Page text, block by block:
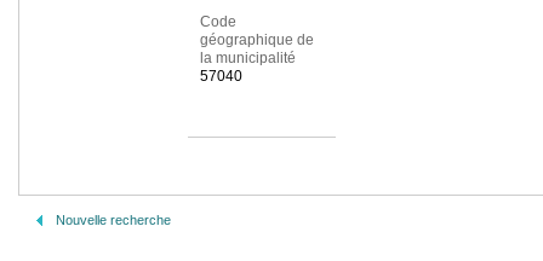
Code
géographique de
la municipalité
57040
Nouvelle recherche